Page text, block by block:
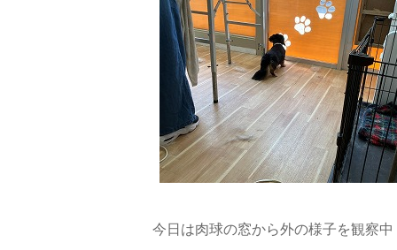
今日は肉球の窓から外の様子を観察